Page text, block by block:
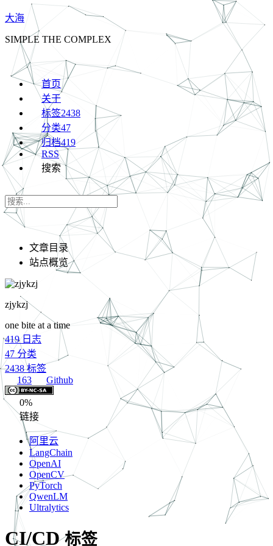
大海
SIMPLE THE COMPLEX
首页
关于
标签2438
分类47
归档419
RSS
搜索
文章目录
站点概览
zjykzj
one bite at a time
419 日志
47 分类
2438 标签
163
Github
0%
链接
阿里云
LangChain
OpenAI
OpenCV
PyTorch
QwenLM
Ultralytics
CI/CD标签